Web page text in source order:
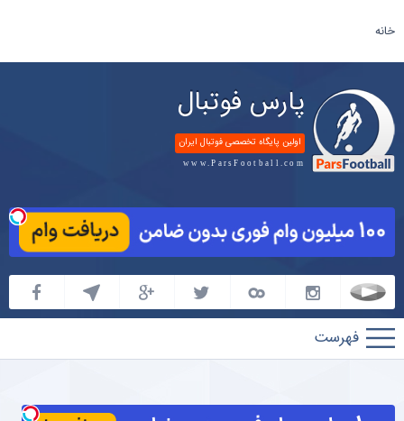
خانه
پارس فوتبال
اولین پایگاه تخصصی فوتبال ایران
www.ParsFootball.com
پارس
فوتبال